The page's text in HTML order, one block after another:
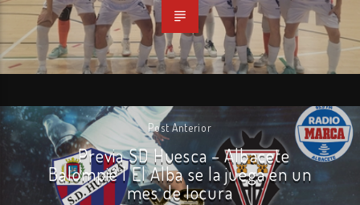
Post Anterior
Previa SD Huesca – Albacete
Balompié | El Alba se la juega en un
mes de locura